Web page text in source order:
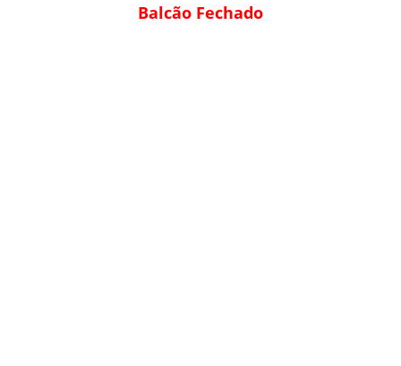
Balcão Fechado